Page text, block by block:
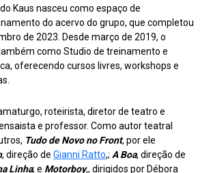
Kaus nasceu como espaço de
do acervo do grupo, que completou
de 2023. Desde março de 2019, o
como Studio de treinamento e
oferecendo cursos livres, workshops e
roteirista, diretor de teatro e
e professor. Como autor teatral
Tudo de Novo no Front, por ele
, direção de Gianni Ratto,; A Boa, direção de
Linha; e Motorboy,, dirigidos por Débora